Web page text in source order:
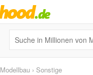
Modellbau › Sonstige